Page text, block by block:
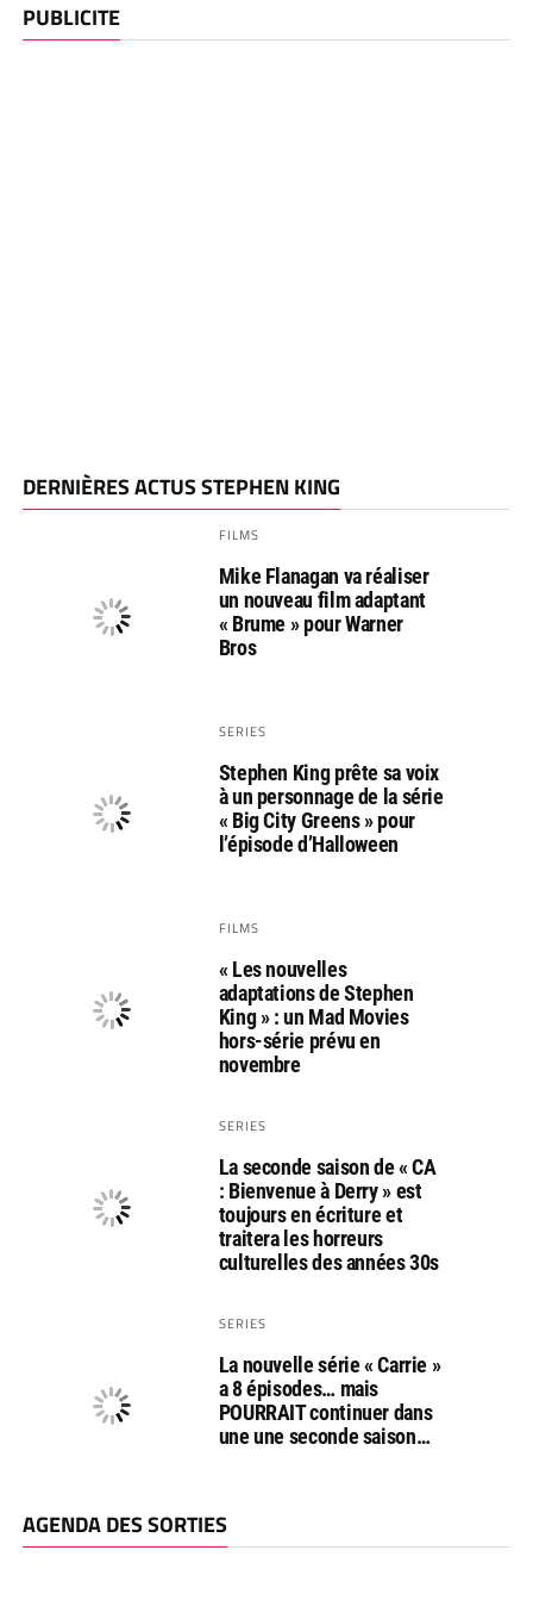
PUBLICITE
DERNIÈRES ACTUS STEPHEN KING
FILMS
Mike Flanagan va réaliser
un nouveau film adaptant
« Brume » pour Warner
Bros
SERIES
Stephen King prête sa voix
à un personnage de la série
« Big City Greens » pour
l’épisode d’Halloween
FILMS
« Les nouvelles
adaptations de Stephen
King » : un Mad Movies
hors-série prévu en
novembre
SERIES
La seconde saison de « CA
: Bienvenue à Derry » est
toujours en écriture et
traitera les horreurs
culturelles des années 30s
SERIES
La nouvelle série « Carrie »
a 8 épisodes… mais
POURRAIT continuer dans
une une seconde saison…
AGENDA DES SORTIES